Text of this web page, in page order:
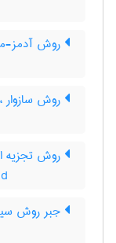
روش آدمز-
روش
روش تجزیه
جبر روش